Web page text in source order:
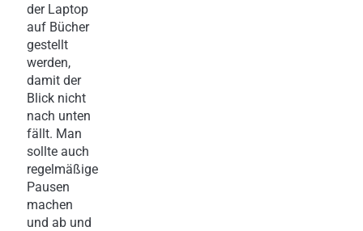
der Laptop
auf Bücher
gestellt
werden,
damit der
Blick nicht
nach unten
fällt. Man
sollte auch
regelmäßige
Pausen
machen
und ab und